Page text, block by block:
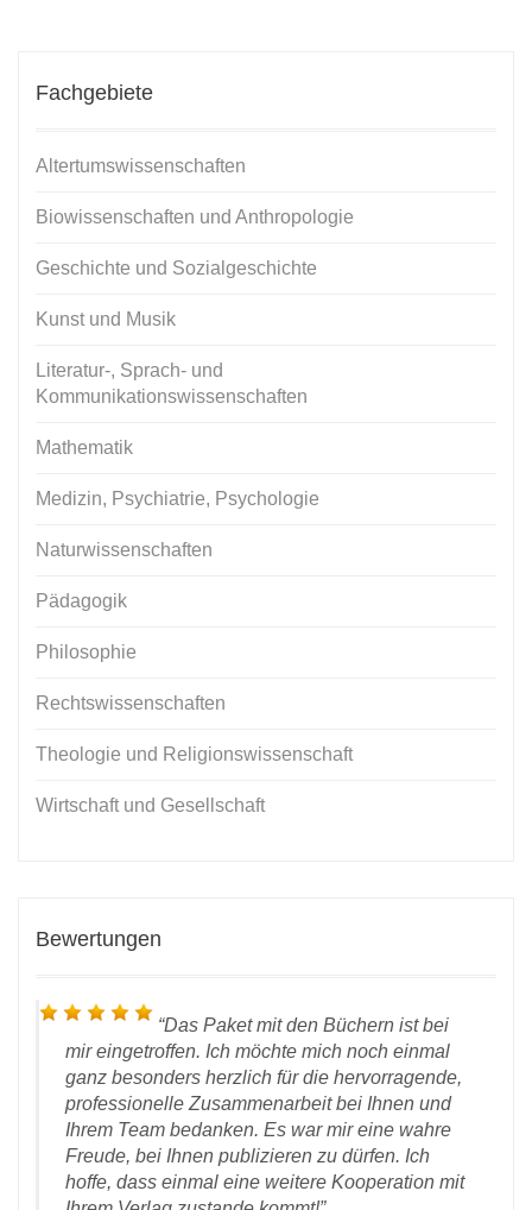
Fachgebiete
Altertumswissenschaften
Biowissenschaften und Anthropologie
Geschichte und Sozialgeschichte
Kunst und Musik
Literatur-, Sprach- und
Kommunikationswissenschaften
Mathematik
Medizin, Psychiatrie, Psychologie
Naturwissenschaften
Pädagogik
Philosophie
Rechtswissenschaften
Theologie und Religionswissenschaft
Wirtschaft und Gesellschaft
Bewertungen
Das Paket mit den Büchern ist bei
mir eingetroffen. Ich möchte mich noch einmal
ganz besonders herzlich für die hervorragende,
professionelle Zusammenarbeit bei Ihnen und
Ihrem Team bedanken. Es war mir eine wahre
Freude, bei Ihnen publizieren zu dürfen. Ich
hoffe, dass einmal eine weitere Kooperation mit